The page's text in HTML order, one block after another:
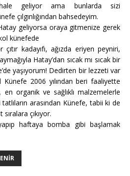
hale geliyor ama bunlarda sizi
çılgınlığından bahsedeyim.
geliyorsa oraya gitmenize gerek
künefede
kadayıfı, ağızda eriyen peyniri,
Hatay’dan sıcak mı sıcak bir
yaşıyorum! Dedirten bir lezzeti var
2006 yılından beri faaliyette
organik ve sağlıklı malzemelerle
arasından Künefe, tabii ki de
çıkıyor.
haftaya bomba gibi başlamak